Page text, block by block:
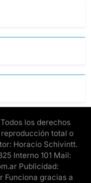
los derechos
total o
Horacio Schivintt.
Interno 101 Mail:
Publicidad:
Funciona gracias a